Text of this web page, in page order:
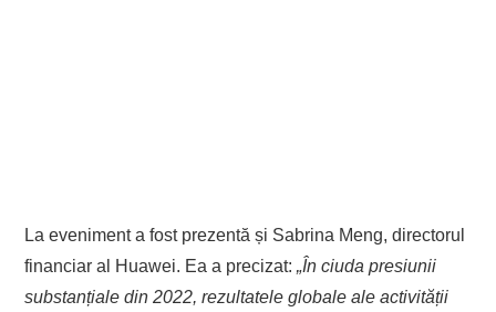
La eveniment a fost prezentă și Sabrina Meng, directorul
financiar al Huawei. Ea a precizat:„În ciuda presiunii
substanțiale din 2022, rezultatele globale ale activității